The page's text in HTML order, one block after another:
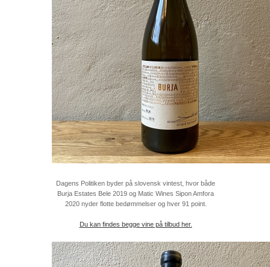
Dagens Politiken byder på slovensk vintest, hvor både
Burja Estates Bele 2019 og Matic Wines Sipon Amfora
2020 nyder flotte bedømmelser og hver 91 point.
Du kan findes begge vine på tilbud her.